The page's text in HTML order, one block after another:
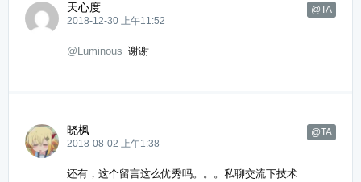
天心度
@TA
2018-12-30 上午11:52
@Luminous 谢谢
晓枫
@TA
2018-08-02 上午1:38
还有，这个留言这么优秀吗。。。私聊交流下技术